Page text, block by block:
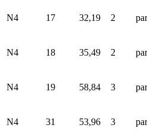
N4 17 32,19 2
N4 18 35,49 2
N4 19 58,84 3
N4 31 53,96 3